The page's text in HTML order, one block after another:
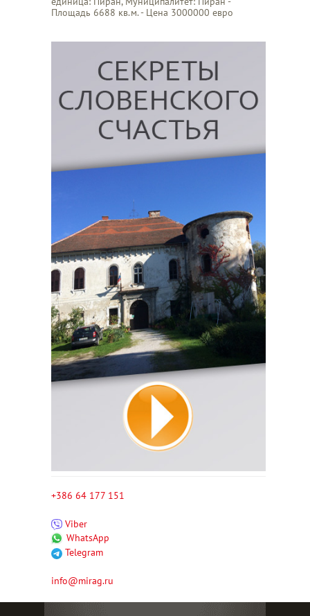
Площадь 6688 кв.м. - Цена 3000000 евро
+386 64 177 151
Viber
WhatsApp
Telegram
info@mirag.ru